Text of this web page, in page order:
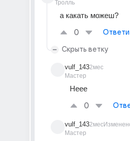
Тролль
а какать можеш?
0
Скрыть ветку
vulf_143
Мастер
2мес
Неее
0
vulf_143
Мастер
2мес